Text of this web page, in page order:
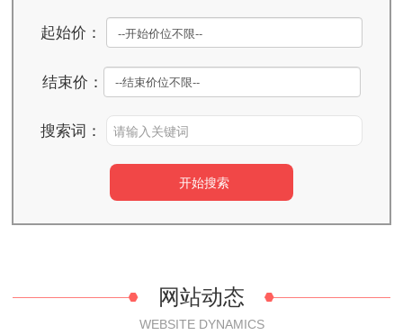
起始价：
结束价：
搜索词：
网站动态
WEBSITE DYNAMICS